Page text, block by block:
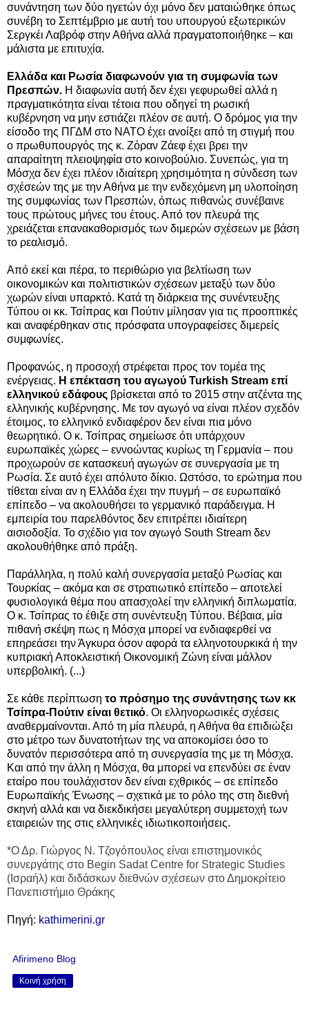
συνάντηση των δύο ηγετών όχι μόνο δεν ματαιώθηκε όπως
συνέβη το Σεπτέμβριο με αυτή του υπουργού εξωτερικών
Σεργκέι Λαβρόφ στην Αθήνα αλλά πραγματοποιήθηκε – και
μάλιστα με επιτυχία.
Ελλάδα και Ρωσία διαφωνούν για τη συμφωνία των
Πρεσπών. H διαφωνία αυτή δεν έχει γεφυρωθεί αλλά η
πραγματικότητα είναι τέτοια που οδηγεί τη ρωσική
κυβέρνηση να μην εστιάζει πλέον σε αυτή. Ο δρόμος για την
είσοδο της ΠΓΔΜ στο ΝΑΤΟ έχει ανοίξει από τη στιγμή που
ο πρωθυπουργός της κ. Ζόραν Ζάεφ έχει βρει την
απαραίτητη πλειοψηφία στο κοινοβούλιο. Συνεπώς, για τη
Μόσχα δεν έχει πλέον ιδιαίτερη χρησιμότητα η σύνδεση των
σχέσεών της με την Αθήνα με την ενδεχόμενη μη υλοποίηση
της συμφωνίας των Πρεσπών, όπως πιθανώς συνέβαινε
τους πρώτους μήνες του έτους. Από τον πλευρά της
χρειάζεται επανακαθορισμός των διμερών σχέσεων με βάση
το ρεαλισμό.
Από εκεί και πέρα, το περιθώριο για βελτίωση των
οικονομικών και πολιτιστικών σχέσεων μεταξύ των δύο
χωρών είναι υπαρκτό. Κατά τη διάρκεια της συνέντευξης
Τύπου οι κκ. Τσίπρας και Πούτιν μίλησαν για τις προοπτικές
και αναφέρθηκαν στις πρόσφατα υπογραφείσες διμερείς
συμφωνίες.
Προφανώς, η προσοχή στρέφεται προς τον τομέα της
ενέργειας. Η επέκταση του αγωγού Turkish Stream επί
ελληνικού εδάφους βρίσκεται από το 2015 στην ατζέντα της
ελληνικής κυβέρνησης. Με τον αγωγό να είναι πλέον σχεδόν
έτοιμος, το ελληνικό ενδιαφέρον δεν είναι πια μόνο
θεωρητικό. Ο κ. Τσίπρας σημείωσε ότι υπάρχουν
ευρωπαϊκές χώρες – εννοώντας κυρίως τη Γερμανία – που
προχωρούν σε κατασκευή αγωγών σε συνεργασία με τη
Ρωσία. Σε αυτό έχει απόλυτο δίκιο. Ωστόσο, το ερώτημα που
τίθεται είναι αν η Ελλάδα έχει την πυγμή – σε ευρωπαϊκό
επίπεδο – να ακολουθήσει το γερμανικό παράδειγμα. Η
εμπειρία του παρελθόντος δεν επιτρέπει ιδιαίτερη
αισιοδοξία. Το σχέδιο για τον αγωγό South Stream δεν
ακολουθήθηκε από πράξη.
Παράλληλα, η πολύ καλή συνεργασία μεταξύ Ρωσίας και
Τουρκίας – ακόμα και σε στρατιωτικό επίπεδο – αποτελεί
φυσιολογικά θέμα που απασχολεί την ελληνική διπλωματία.
Ο κ. Τσίπρας το έθιξε στη συνέντευξη Τύπου. Βέβαια, μία
πιθανή σκέψη πως η Μόσχα μπορεί να ενδιαφερθεί να
επηρεάσει την Άγκυρα όσον αφορά τα ελληνοτουρκικά ή την
κυπριακή Αποκλειστική Οικονομική Ζώνη είναι μάλλον
υπερβολική. (...)
Σε κάθε περίπτωση το πρόσημο της συνάντησης των κκ
Τσίπρα-Πούτιν είναι θετικό. Οι ελληνορωσικές σχέσεις
αναθερμαίνονται. Από τη μία πλευρά, η Αθήνα θα επιδιώξει
στο μέτρο των δυνατοτήτων της να αποκομίσει όσο το
δυνατόν περισσότερα από τη συνεργασία της με τη Μόσχα.
Και από την άλλη η Μόσχα, θα μπορεί να επενδύει σε έναν
εταίρο που τουλάχιστον δεν είναι εχθρικός – σε επίπεδο
Ευρωπαϊκής Ένωσης – σχετικά με το ρόλο της στη διεθνή
σκηνή αλλά και να διεκδικήσει μεγαλύτερη συμμετοχή των
εταιρειών της στις ελληνικές ιδιωτικοποιήσεις.
*Ο Δρ. Γιώργος Ν. Τζογόπουλος είναι επιστημονικός
συνεργάτης στο Begin Sadat Centre for Strategic Studies
(Ισραήλ) και διδάσκων διεθνών σχέσεων στο Δημοκρίτειο
Πανεπιστήμιο Θράκης
Πηγή: kathimerini.gr
Afirimeno Blog
Κοινή χρήση